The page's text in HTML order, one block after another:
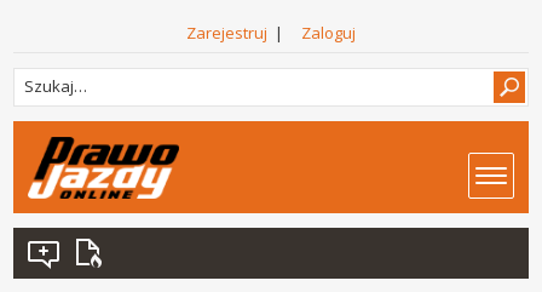
Zarejestruj | Zaloguj